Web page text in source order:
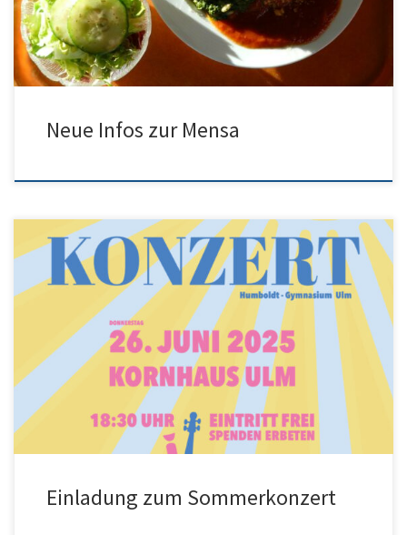
Neue Infos zur Mensa
Einladung zum Sommerkonzert